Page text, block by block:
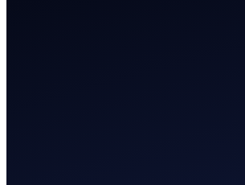
Montaje y